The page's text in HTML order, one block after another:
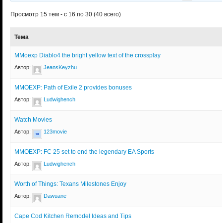
Просмотр 15 тем - с 16 по 30 (40 всего)
Тема
MMoexp Diablo4 the bright yellow text of the crossplay
Автор: JeansKeyzhu
MMOEXP: Path of Exile 2 provides bonuses
Автор: Ludwighench
Watch Movies
Автор: 123movie
MMOEXP: FC 25 set to end the legendary EA Sports
Автор: Ludwighench
Worth of Things: Texans Milestones Enjoy
Автор: Dawuane
Cape Cod Kitchen Remodel Ideas and Tips